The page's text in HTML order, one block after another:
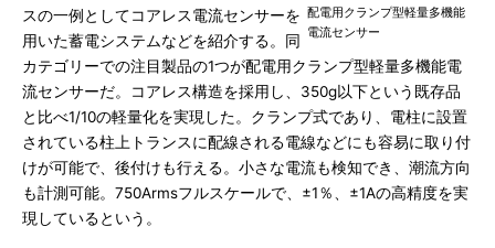
配電用クランプ型軽量多機能
電流センサー
スの一例としてコアレス電流センサーを
用いた蓄電システムなどを紹介する。同
カテゴリーでの注目製品の1つが配電用クランプ型軽量多機能電
流センサーだ。コアレス構造を採用し、350g以下という既存品
と比べ1/10の軽量化を実現した。クランプ式であり、電柱に設置
されている柱上トランスに配線される電線などにも容易に取り付
けが可能で、後付けも行える。小さな電流も検知でき、潮流方向
も計測可能。750Armsフルスケールで、±1％、±1Aの高精度を実
現しているという。